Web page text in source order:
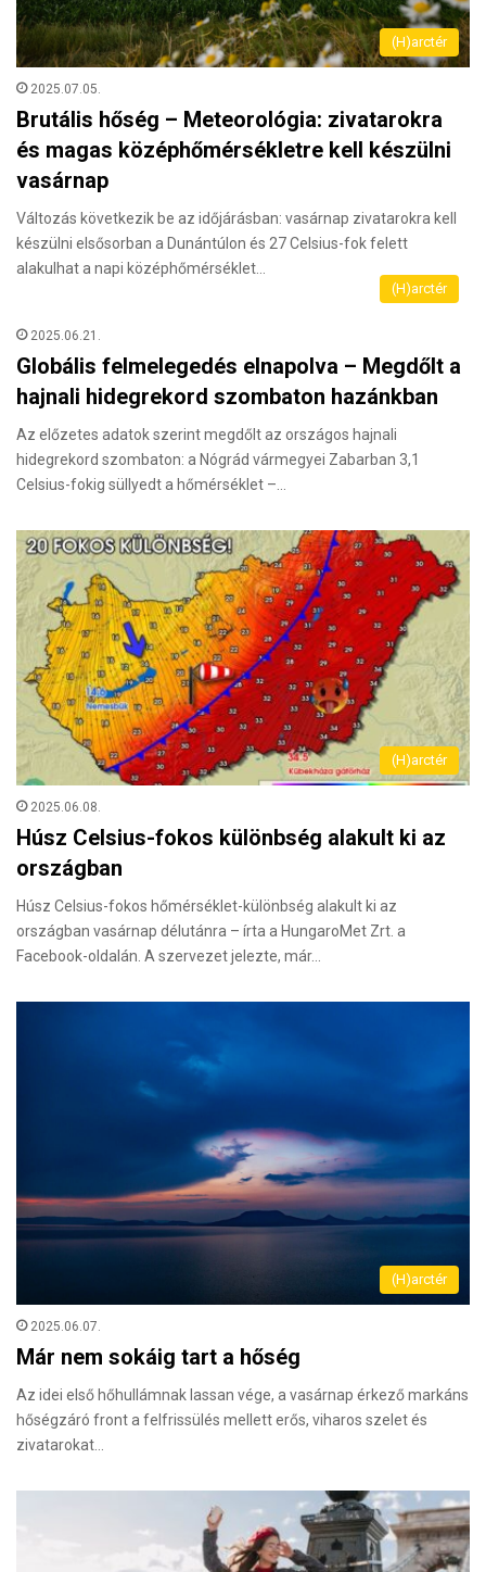
(H)arctér
2025.07.05.
Brutális hőség – Meteorológia: zivatarokra
és magas középhőmérsékletre kell készülni
vasárnap
Változás következik be az időjárásban: vasárnap zivatarokra kell
készülni elsősorban a Dunántúlon és 27 Celsius-fok felett
alakulhat a napi középhőmérséklet…
(H)arctér
2025.06.21.
Globális felmelegedés elnapolva – Megdőlt a
hajnali hidegrekord szombaton hazánkban
Az előzetes adatok szerint megdőlt az országos hajnali
hidegrekord szombaton: a Nógrád vármegyei Zabarban 3,1
Celsius-fokig süllyedt a hőmérséklet –…
(H)arctér
2025.06.08.
Húsz Celsius-fokos különbség alakult ki az
országban
Húsz Celsius-fokos hőmérséklet-különbség alakult ki az
országban vasárnap délutánra – írta a HungaroMet Zrt. a
Facebook-oldalán. A szervezet jelezte, már…
(H)arctér
2025.06.07.
Már nem sokáig tart a hőség
Az idei első hőhullámnak lassan vége, a vasárnap érkező markáns
hőségzáró front a felfrissülés mellett erős, viharos szelet és
zivatarokat…